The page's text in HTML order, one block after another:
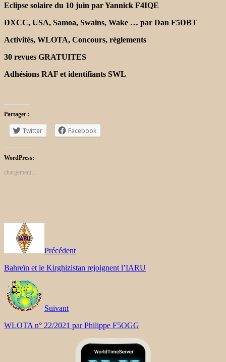
Eclipse solaire du 10 juin par Yannick F4IQE
DXCC, USA, Samoa, Swains, Wake … par Dan F5DBT
Activités, WLOTA, Concours, règlements
30 revues GRATUITES
Adhésions RAF et identifiants SWL
Partager :
Twitter Facebook
WordPress:
chargement…
Précédent
Bahreïn et le Kirghizistan rejoignent l’IARU
Suivant
WLOTA n° 22/2021 par Philippe F5OGG